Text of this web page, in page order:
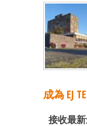
成為 EJ
接收最